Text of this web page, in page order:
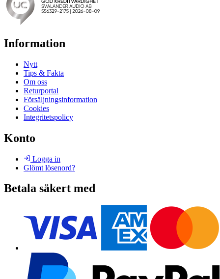
Information
Nytt
Tips & Fakta
Om oss
Returportal
Försäljningsinformation
Cookies
Integritetspolicy
Konto
Logga in
Glömt lösenord?
Betala säkert med